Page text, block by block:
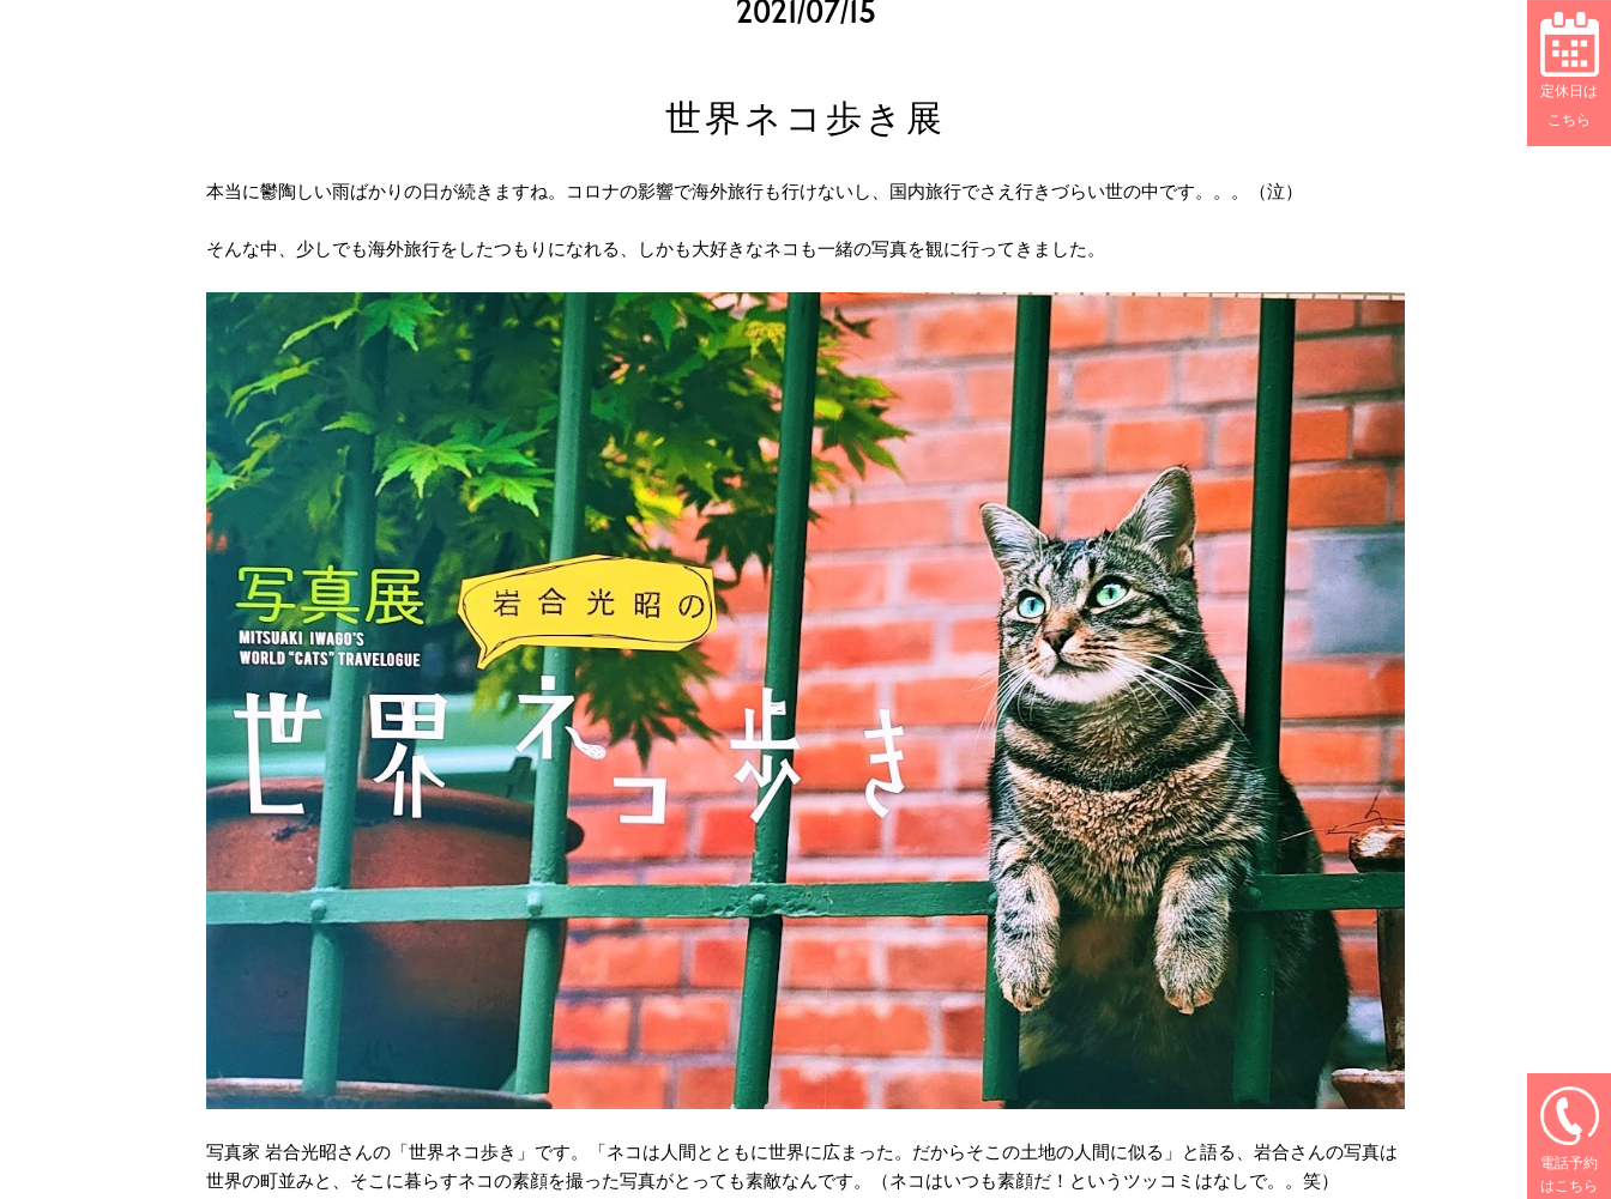
定休日は
こちら
2021/07/15
世界ネコ歩き展
本当に鬱陶しい雨ばかりの日が続きますね。コロナの影響で海外旅行も行けないし、国内旅行でさえ行きづらい世の中です。。。（泣）
そんな中、少しでも海外旅行をしたつもりになれる、しかも大好きなネコも一緒の写真を観に行ってきました。
写真家 岩合光昭さんの「世界ネコ歩き」です。「ネコは人間とともに世界に広まった。だからそこの土地の人間に似る」と語る、岩合さんの写真は
世界の町並みと、そこに暮らすネコの素顔を撮った写真がとっても素敵なんです。（ネコはいつも素顔だ！というツッコミはなしで。。笑）
電話予約
はこちら